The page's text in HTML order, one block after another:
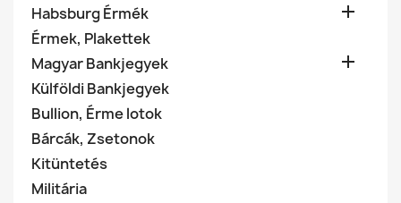
Habsburg Érmék 
Érmek, Plakettek
Magyar Bankjegyek

Külföldi Bankjegyek
Bullion, Érme lotok
Bárcák, Zsetonok
Kitüntetés
Militária